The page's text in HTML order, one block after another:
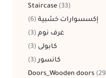
Staircase
33
إكسسوارات خشبية 6
غرف نوم 3
كابولى
3
كانسور
3
Doors_Wooden doors 29